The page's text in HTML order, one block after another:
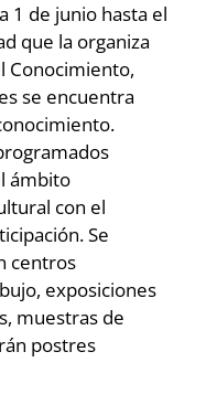
1 de junio hasta el
que la organiza
Conocimiento,
se encuentra
ámbito
con el
Se
centros
exposiciones
muestras de
postres